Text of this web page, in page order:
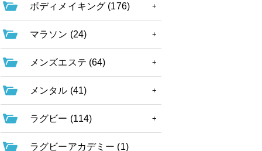
ボディメイキング (176)
マラソン (24)
メンズエステ (64)
メンタル (41)
ラグビー (114)
ラグビーアカデミー (1)